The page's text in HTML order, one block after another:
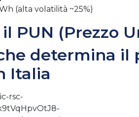
(alta volatilità ~25%)
PUN (Prezzo
determina il
Italia